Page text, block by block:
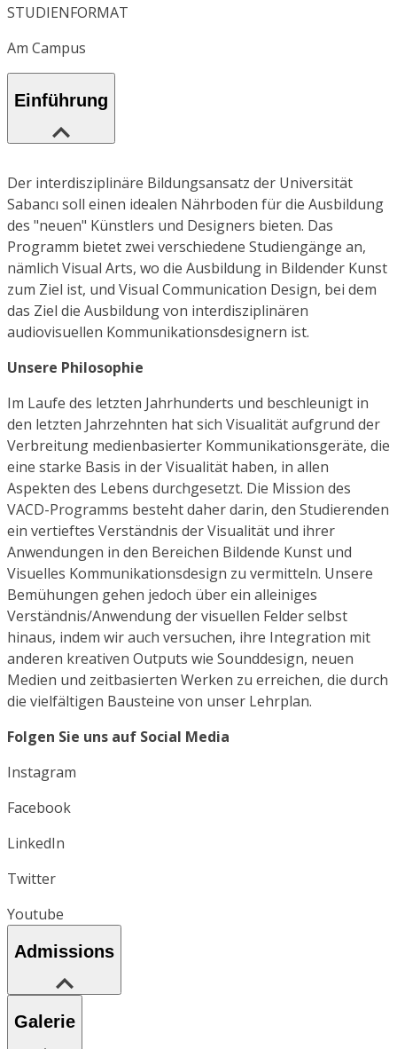
STUDIENFORMAT
Am Campus
Einführung
Der interdisziplinäre Bildungsansatz der Universität
Sabancı soll einen idealen Nährboden für die Ausbildung
des "neuen" Künstlers und Designers bieten. Das
Programm bietet zwei verschiedene Studiengänge an,
nämlich Visual Arts, wo die Ausbildung in Bildender Kunst
zum Ziel ist, und Visual Communication Design, bei dem
das Ziel die Ausbildung von interdisziplinären
audiovisuellen Kommunikationsdesignern ist.
Unsere Philosophie
Im Laufe des letzten Jahrhunderts und beschleunigt in
den letzten Jahrzehnten hat sich Visualität aufgrund der
Verbreitung medienbasierter Kommunikationsgeräte, die
eine starke Basis in der Visualität haben, in allen
Aspekten des Lebens durchgesetzt. Die Mission des
VACD-Programms besteht daher darin, den Studierenden
ein vertieftes Verständnis der Visualität und ihrer
Anwendungen in den Bereichen Bildende Kunst und
Visuelles Kommunikationsdesign zu vermitteln. Unsere
Bemühungen gehen jedoch über ein alleiniges
Verständnis/Anwendung der visuellen Felder selbst
hinaus, indem wir auch versuchen, ihre Integration mit
anderen kreativen Outputs wie Sounddesign, neuen
Medien und zeitbasierten Werken zu erreichen, die durch
die vielfältigen Bausteine von unser Lehrplan.
Folgen Sie uns auf Social Media
Instagram
Facebook
LinkedIn
Twitter
Youtube
Admissions
Galerie